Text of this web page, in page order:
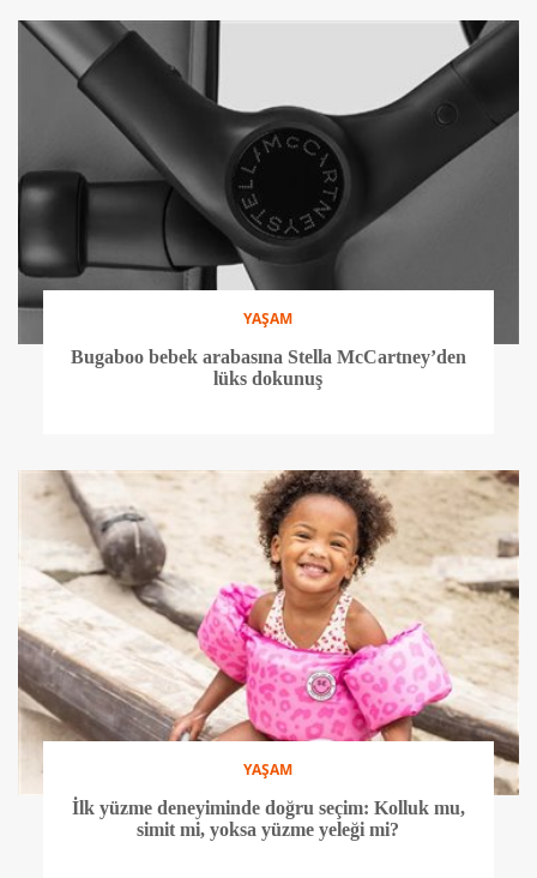
YAŞAM
Bugaboo bebek arabasına Stella McCartney’den
lüks dokunuş
YAŞAM
İlk yüzme deneyiminde doğru seçim: Kolluk mu,
simit mi, yoksa yüzme yeleği mi?